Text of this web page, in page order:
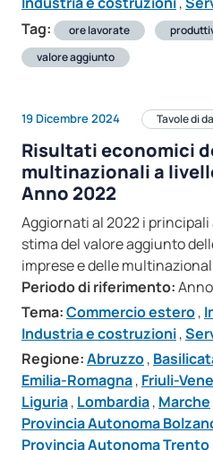
Tag:
ore lavorate
valore aggiunto
19 Dicembre 2024 Tavole di
Risultati economici
multinazionali a
Anno 2022
Aggiornati al 2022 i
stima del valore aggiunto
imprese e delle
Periodo di riferimento:
Tema:Commercio estero,
Industria e costruzioni,
Regione:Abruzzo,
Emilia-Romagna, Friuli-
Liguria, Lombardia, Marche
Provincia Autonoma
Provincia Autonoma Trento